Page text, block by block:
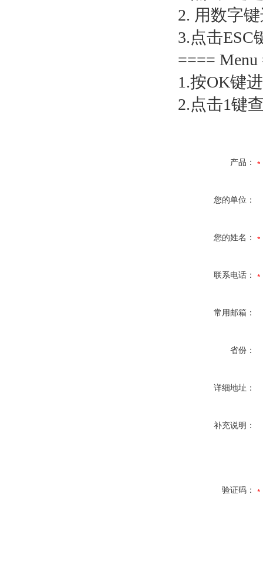
2. 用数字
3.点击ESC
==== Menu
1.按OK键
2.点击1键
产品：
您的单位：
您的姓名：
联系电话：
常用邮箱：
省份：
详细地址：
补充说明：
验证码：